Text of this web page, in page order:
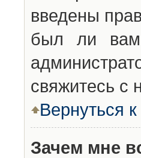
введены
был ли вам
свяжитесь с
Вернуться
Зачем мне